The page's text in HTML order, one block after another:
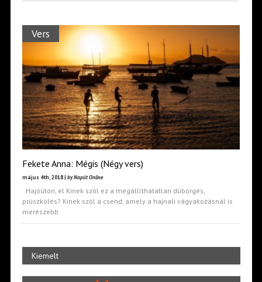
Vers
Fekete Anna: Mégis (Négy vers)
május 4th, 2018 | by Napút Online
Hajóúton, el Kinek szól ez a megállíthatatlan dübörgés,
prüszkölés? Kinek szól a csend, amely a hajnali vágyakozásnál is
merészebb
Kiemelt